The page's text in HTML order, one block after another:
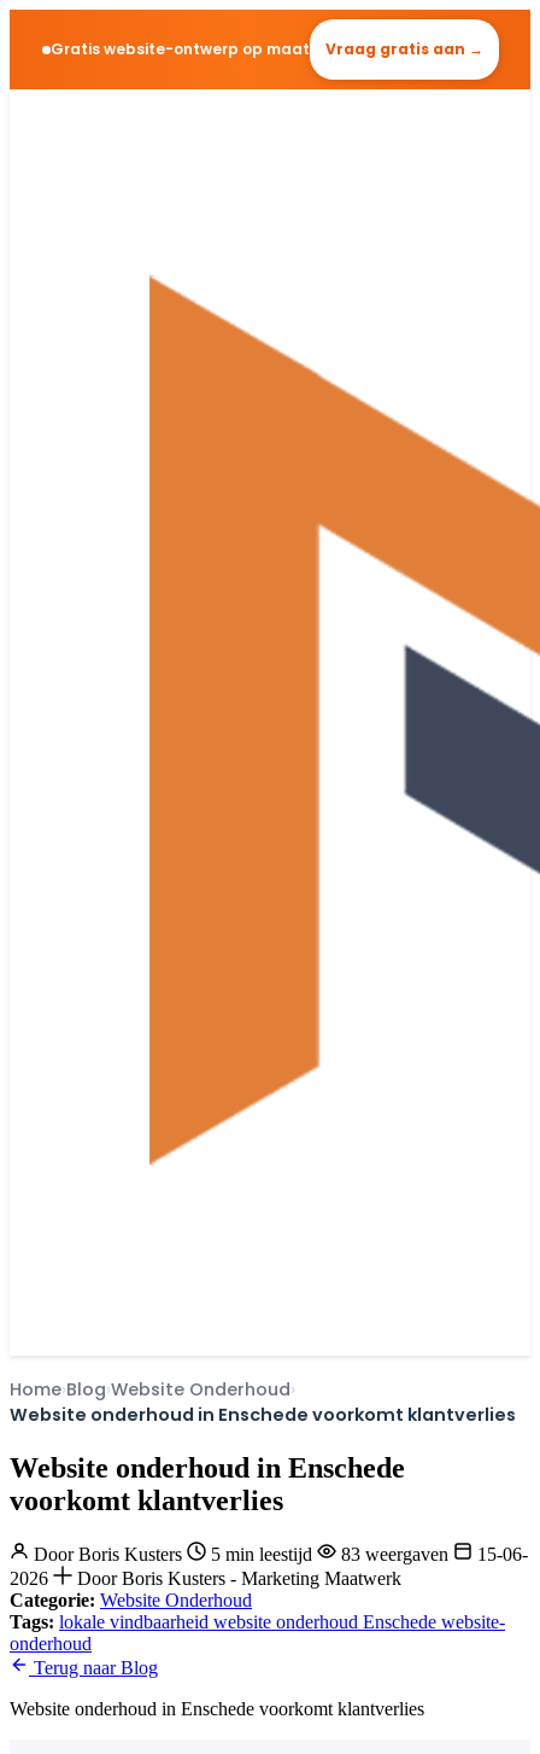
Gratis website-ontwerp op maat Vraag gratis aan →
Home Blog Website Onderhoud
Website onderhoud in Enschede voorkomt klantverlies
Website onderhoud in Enschede
voorkomt klantverlies
DoorBoris Kusters 5 min leestijd 83 weergaven
15-06-
2026
Door Boris Kusters - Marketing Maatwerk
Categorie: Website Onderhoud
Tags: lokale vindbaarheid website onderhoud Enschede website-
onderhoud
Terug naar Blog
Website onderhoud in Enschede voorkomt klantverlies